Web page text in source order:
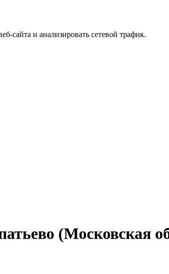
сайта и анализировать сетевой трафик.
(Московская